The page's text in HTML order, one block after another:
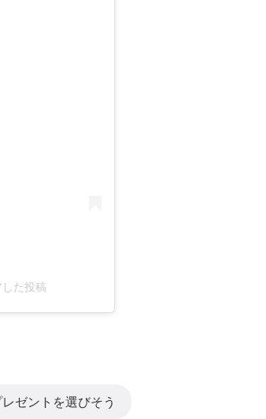
た投稿
ゼントを選びそう